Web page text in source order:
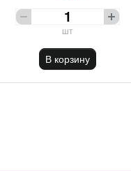
шт
В корзину